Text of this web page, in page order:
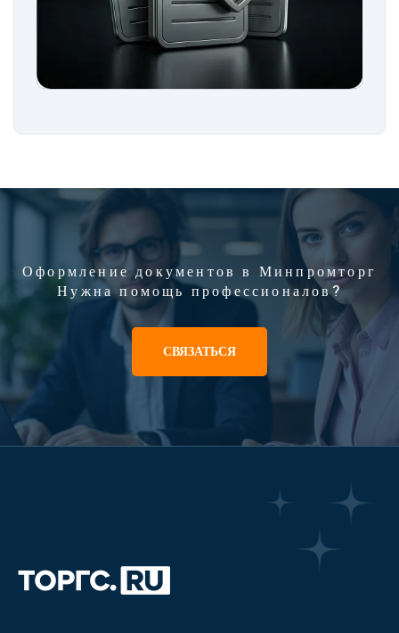
Оформление документов в Минпромторг
Нужна помощь профессионалов?
СВЯЗАТЬСЯ